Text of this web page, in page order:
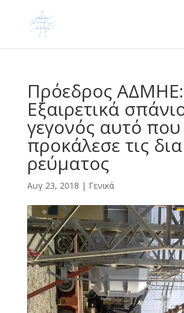
Πρόεδρος ΑΔΜΗΕ:
Εξαιρετικά
γεγονός αυτό που
προκάλεσε τις
ρεύματος
Αυγ 23, 2018 | Γενικά